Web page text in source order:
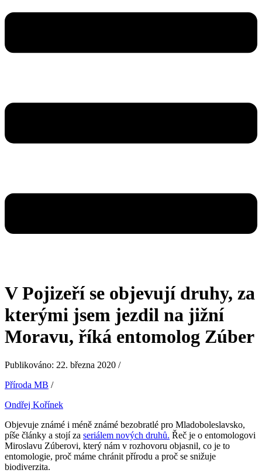
V Pojizeří se objevují druhy, za
kterými jsem jezdil na jižní
Moravu, říká entomolog Zúber
Publikováno: 22. března 2020 /
Příroda MB /
Ondřej Kořínek
Objevuje známé i méně známé bezobratlé pro Mladoboleslavsko,
píše články a stojí za seriálem nových druhů. Řeč je o entomologovi
Miroslavu Zúberovi, který nám v rozhovoru objasnil, co je to
entomologie, proč máme chránit přírodu a proč se snižuje
biodiverzita.